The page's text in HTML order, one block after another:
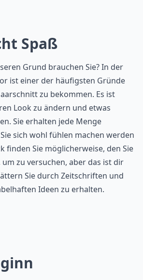
Spaß
Grund brauchen Sie? In der
ist einer der häufigsten Gründe
zu bekommen. Es ist
Look zu ändern und etwas
Sie erhalten jede Menge
sich wohl fühlen machen werden
finden Sie möglicherweise, den Sie
zu versuchen, aber das ist dir
Sie durch Zeitschriften und
Ideen zu erhalten.